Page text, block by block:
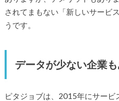
されてまもない「新しいサービ
うです。
データが少ない企業
ピタジョブは、2015年にサー